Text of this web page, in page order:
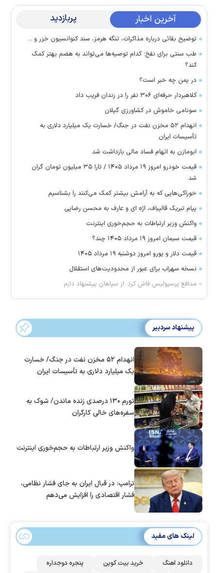
آخرین اخبار پربازدید
توضیح بقائی درباره مذاکرات، تنگه هرمز، سند کنوانسیون خزر و ...
طب سنتی برای نفخ؛ کدام توصیه‌ها می‌تواند به هضم بهتر کمک
کند؟
در یمن چه خبر است؟
کلاهبردار حرفه‌ای ۳۰۶ نفر را در زندان فریب داد
سونامی خاموش در کشاورزی گیلان
انهدام ۵۲ مخزن نفت در جنگ/ خسارت یک میلیارد دلاری به
تأسیسات ایران
ابومازن به اتهام فساد مالی بازداشت شد
قیمت خودرو امروز ۱۹ مرداد ۱۴۰۵ / تارا ۳۵ میلیون تومان گران
شد
خوراکی‌هایی که به آرامش بیشتر کمک می‌کنند را بشناسیم
پیام تبریک قالیباف، اژه ای و عارف به محسن رضایی
واکنش وزیر ارتباطات به حجم‌خوری اینترنت
قیمت سیمان امروز ۱۹ مرداد ۱۴۰۵ چند؟
قیمت دلار و یورو امروز دوشنبه ۱۹ مرداد ۱۴۰۵
نسخه سهراب برای عبور از محدودیت‌های استقلال
مدافع پرسپولیس فاش کرد: از سپاهان پیشنهاد دارم
پیشنهاد سردبیر
انهدام ۵۲ مخزن نفت در جنگ/ خسارت
یک میلیارد دلاری به تأسیسات ایران
تورم ۱۳۰ درصدی زنده ماندن/ شوک به
سفره‌های خالی کارگران
واکنش وزیر ارتباطات به حجم‌خوری اینترنت
ترامپ: در قبال ایران به جای فشار نظامی،
فشار اقتصادی را افزایش می‌دهم
لینک های مفید
دانلود اهنگ خرید بیت کوین پنجره دوجداره